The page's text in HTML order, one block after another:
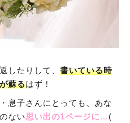
したりして、書いている時
蘇るはず！
息子さんにとっても、あな
ない思い出の1ページに… (